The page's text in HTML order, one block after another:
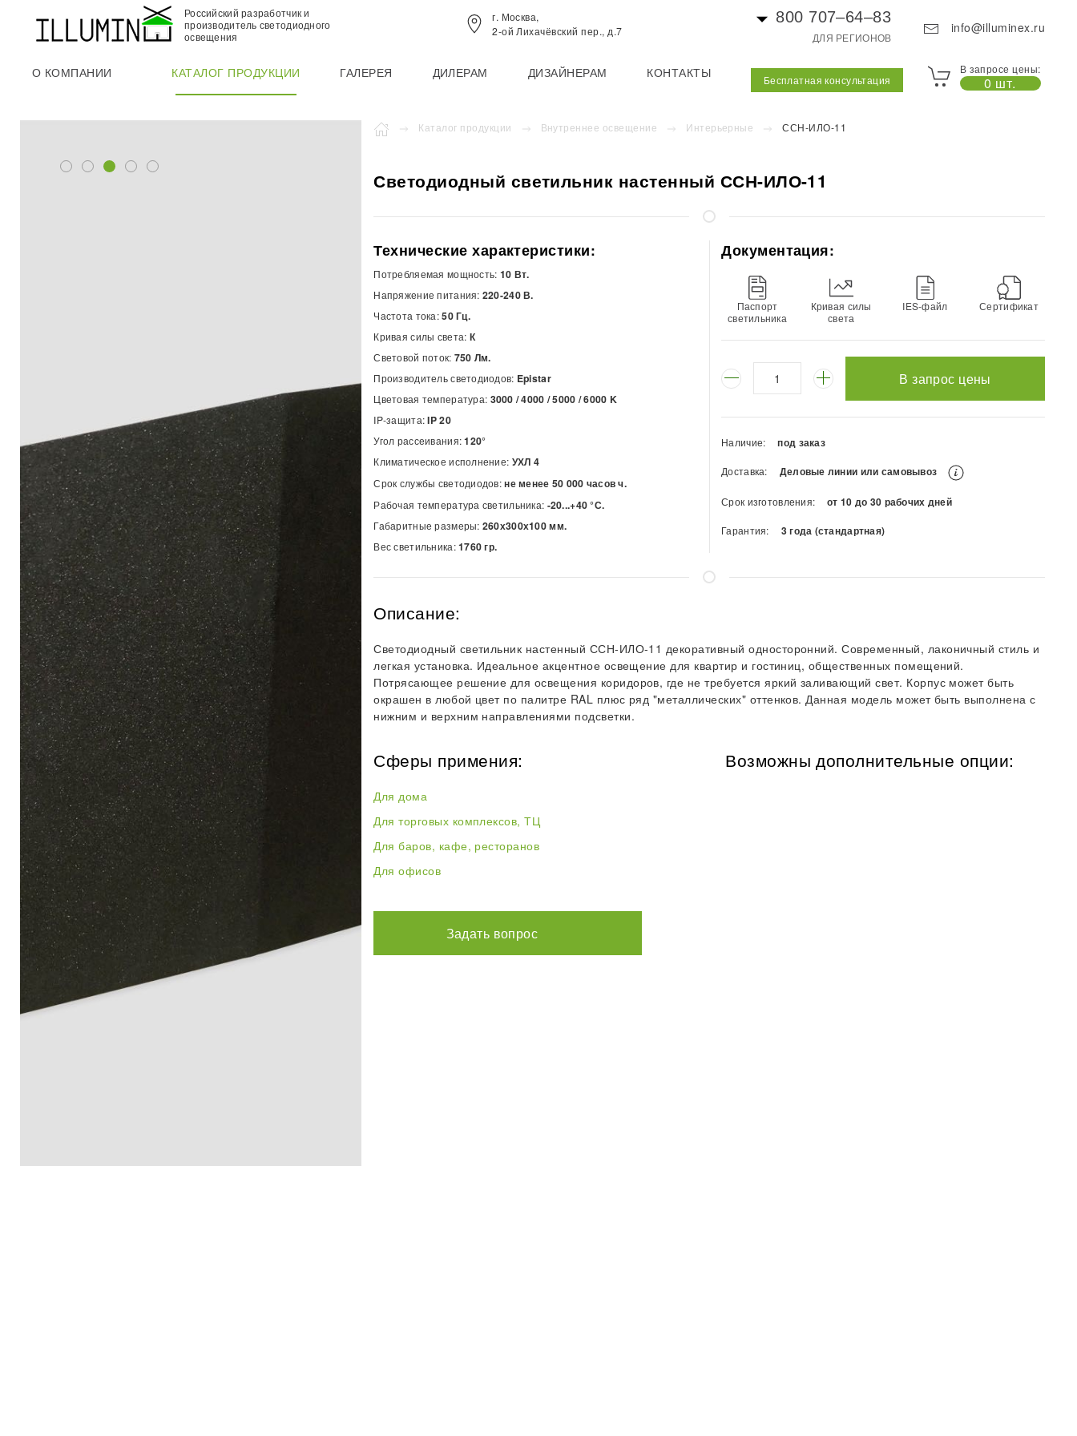
Российский разработчик и
производитель светодиодного
освещения
г. Москва,
2-ой Лихачёвский пер., д.7
800 707–64–83
ДЛЯ РЕГИОНОВ
О КОМПАНИИ КАТАЛОГ ПРОДУКЦИИ ГАЛЕРЕЯ ДИЛЕРАМ ДИЗАЙНЕРАМ КОНТАКТЫ
Бесплатная консультация
info@illuminex.ru
В запросе цены:
0 шт.
Каталог продукции Внутреннее освещение Интерьерные ССН-ИЛО-11
Светодиодный светильник настенный ССН-ИЛО-11
Технические характеристики:
Потребляемая мощность: 10 Вт.
Напряжение питания: 220-240 В.
Частота тока:50 Гц.
Кривая силы света: К
Световой поток: 750 Лм.
Производитель светодиодов: Epistar
Цветовая температура: 3000 / 4000 / 5000 / 6000 K
IP-защита:IP 20
Угол рассеивания:120°
Климатическое исполнение: УХЛ 4
Срок службы светодиодов:не менее 50 000 часов ч.
Рабочая температура светильника: -20...+40 °С.
Габаритные размеры: 260х300х100 мм.
Вес светильника:1760 гр.
Документация:
Паспорт
светильника
Кривая силы
света
IES-файл Сертификат
В запрос цены
Наличие: под заказ
Доставка: Деловые линии или самовывоз
Срок изготовления: от 10 до 30 рабочих дней
Гарантия: 3 года (стандартная)
Описание:
Светодиодный светильник настенный ССН-ИЛО-11 декоративный односторонний. Современный, лаконичный стиль и
легкая установка. Идеальное акцентное освещение для квартир и гостиниц, общественных помещений.
Потрясающее решение для освещения коридоров, где не требуется яркий заливающий свет. Корпус может быть
окрашен в любой цвет по палитре RAL плюс ряд "металлических" оттенков. Данная модель может быть выполнена с
нижним и верхним направлениями подсветки.
Сферы примения:
Для дома
Для торговых комплексов, ТЦ
Для баров, кафе, ресторанов
Для офисов
Возможны дополнительные опции:
Задать вопрос